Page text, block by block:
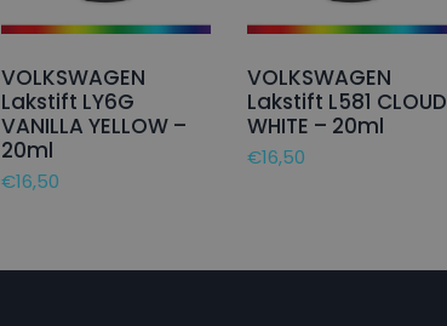
VOLKSWAGEN
Lakstift LY6G
VANILLA YELLOW –
20ml
€16,50
VOLKSWAGEN
Lakstift L581 CLOUD
WHITE – 20ml
€16,50